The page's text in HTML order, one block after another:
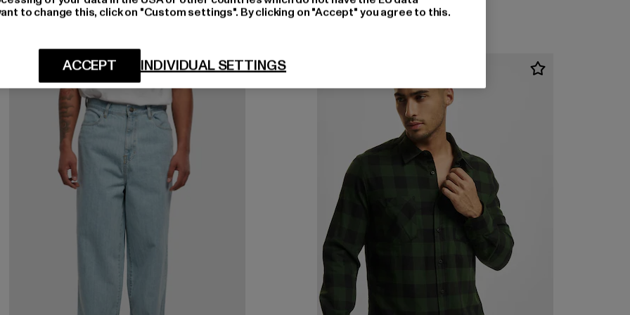
to change this, click on "Custom settings". By clicking on "Accept" you agree to this.
INDIVIDUAL SETTINGS
ACCEPT